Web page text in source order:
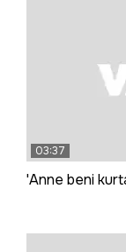
03:37
'Anne beni